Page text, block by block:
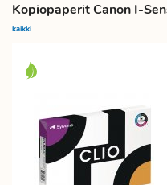
Kopiopaperit Canon I-
kaikki